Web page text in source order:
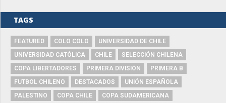
TAGS
FEATURED COLO COLO
UNIVERSIDAD DE CHILE
UNIVERSIDAD CATÓLICA
CHILE
SELECCIÓN CHILENA
COPA LIBERTADORES
PRIMERA DIVISIÓN
PRIMERA B
FUTBOL CHILENO
DESTACADOS
UNIÓN ESPAÑOLA
PALESTINO
COPA CHILE
COPA SUDAMERICANA